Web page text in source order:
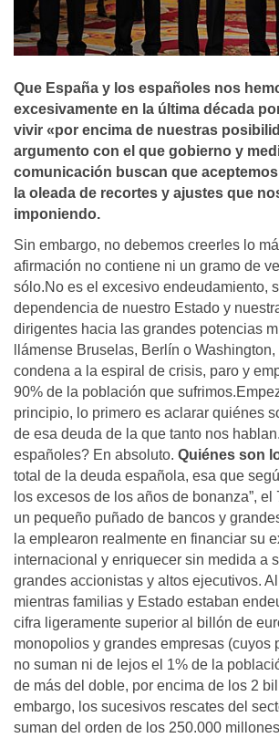
Que España y los españoles nos
excesivamente en la última década
vivir «por encima de nuestras
argumento con el que gobierno y
comunicación buscan que
la oleada de recortes y ajustes que
imponiendo.
Sin embargo, no debemos creerles lo
afirmación no contiene ni un gramo de
sólo.No es el excesivo endeudamiento,
dependencia de nuestro Estado y
dirigentes hacia las grandes potencias
llámense Bruselas, Berlín o
condena a la espiral de crisis, paro y
90% de la población que
principio, lo primero es aclarar quiénes
de esa deuda de la que tanto nos
españoles? En absoluto. Quiénes son
total de la deuda española, esa que
los excesos de los años de bonanza”, el
un pequeño puñado de bancos y
la emplearon realmente en financiar su
internacional y enriquecer sin medida a
grandes accionistas y altos ejecutivos.
mientras familias y Estado estaban
cifra ligeramente superior al billón de
monopolios y grandes empresas (cuyos
no suman ni de lejos el 1% de la
de más del doble, por encima de los 2
embargo, los sucesivos rescates del
suman del orden de los 250.000